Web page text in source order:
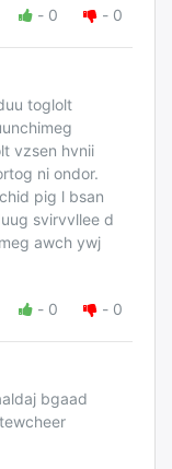
- 0 - 0
toglolt
vzsen hvnii
ni ondor.
pig l bsan
svirvvllee d
awch ywj
- 0 - 0
bgaad